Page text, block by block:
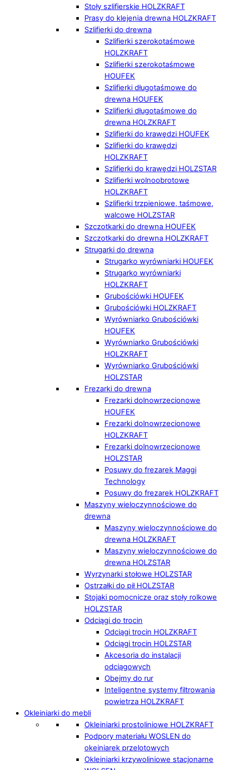
Stoły szlifierskie HOLZKRAFT
Prasy do klejenia drewna HOLZKRAFT
Szlifierki do drewna
Szlifierki szerokotaśmowe
HOLZKRAFT
Szlifierki szerokotaśmowe
HOUFEK
Szlifierki długotaśmowe do
drewna HOUFEK
Szlifierki długotaśmowe do
drewna HOLZKRAFT
Szlifierki do krawędzi HOUFEK
Szlifierki do krawędzi
HOLZKRAFT
Szlifierki do krawędzi HOLZSTAR
Szlifierki wolnoobrotowe
HOLZKRAFT
Szlifierki trzpieniowe, taśmowe,
walcowe HOLZSTAR
Szczotkarki do drewna HOUFEK
Szczotkarki do drewna HOLZKRAFT
Strugarki do drewna
Strugarko wyrówniarki HOUFEK
Strugarko wyrówniarki
HOLZKRAFT
Grubościówki HOUFEK
Grubościówki HOLZKRAFT
Wyrówniarko Grubościówki
HOUFEK
Wyrówniarko Grubościówki
HOLZKRAFT
Wyrówniarko Grubościówki
HOLZSTAR
Frezarki do drewna
Frezarki dolnowrzecionowe
HOUFEK
Frezarki dolnowrzecionowe
HOLZKRAFT
Frezarki dolnowrzecionowe
HOLZSTAR
Posuwy do frezarek Maggi
Technology
Posuwy do frezarek HOLZKRAFT
Maszyny wieloczynnościowe do
drewna
Maszyny wieloczynnościowe do
drewna HOLZKRAFT
Maszyny wieloczynnościowe do
drewna HOLZSTAR
Wyrzynarki stołowe HOLZSTAR
Ostrzałki do pił HOLZSTAR
Stojaki pomocnicze oraz stoły rolkowe
HOLZSTAR
Odciągi do trocin
Odciągi trocin HOLZKRAFT
Odciągi trocin HOLZSTAR
Akcesoria do instalacji
odciągowych
Obejmy do rur
Inteligentne systemy filtrowania
powietrza HOLZKRAFT
Okleiniarki do mebli
Okleiniarki prostoliniowe HOLZKRAFT
Podpory materiału WOSLEN do
okeiniarek przelotowych
Okleiniarki krzywoliniowe stacjonarne